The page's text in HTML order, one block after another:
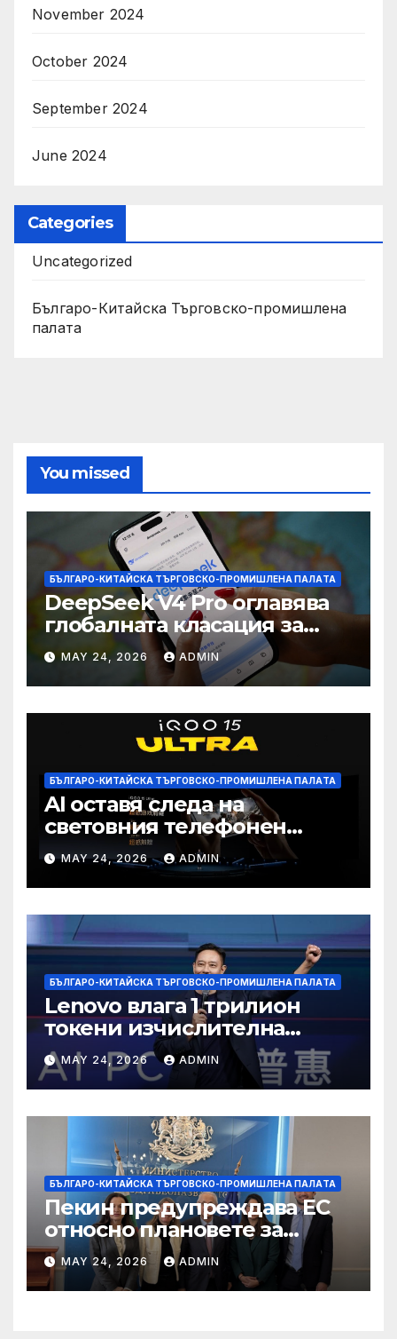
November 2024
October 2024
September 2024
June 2024
Categories
Uncategorized
Българо-Китайска Търговско-промишлена
палaта
You missed
БЪЛГАРО-КИТАЙСКА ТЪРГОВСКО-ПРОМИШЛЕНА ПАЛAТА
DeepSeek V4 Pro оглавява
глобалната класация за
печалба след 75%
намаление на цената
MAY 24, 2026 ADMIN
БЪЛГАРО-КИТАЙСКА ТЪРГОВСКО-ПРОМИШЛЕНА ПАЛAТА
AI оставя следа на
световния телефонен
пазар
MAY 24, 2026 ADMIN
БЪЛГАРО-КИТАЙСКА ТЪРГОВСКО-ПРОМИШЛЕНА ПАЛAТА
Lenovo влага 1 трилион
токени изчислителна
мощност в AI екосистемата
MAY 24, 2026 ADMIN
БЪЛГАРО-КИТАЙСКА ТЪРГОВСКО-ПРОМИШЛЕНА ПАЛAТА
Пекин предупреждава ЕС
относно плановете за
насочване към китайски
продукти
MAY 24, 2026 ADMIN